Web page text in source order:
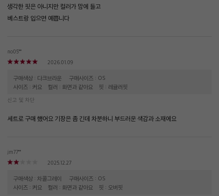
생각한 핏은 아니지만 컬러가 맘에 들고
베스트랑 입으면 예쁩니다
no05**
2026.01.09
구매색상 : 다크브라운
구매사이즈 : OS
사이즈 : 커요
컬러 : 화면과 같아요 핏 : 레귤러핏
신고 및 차단
세트로 구매 했어요 기장은 좀 긴데 차분하니 부드러운 색감과 소재에요
jm77**
2025.12.27
구매색상 : 차콜그레이
구매사이즈 : OS
사이즈 : 커요
컬러 : 화면과 같아요 핏 : 오버핏